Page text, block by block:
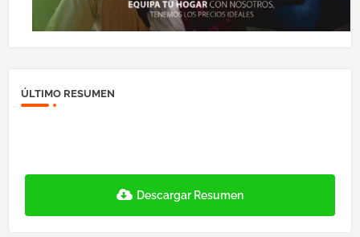
ÚLTIMO RESUMEN
Descargar Resumen